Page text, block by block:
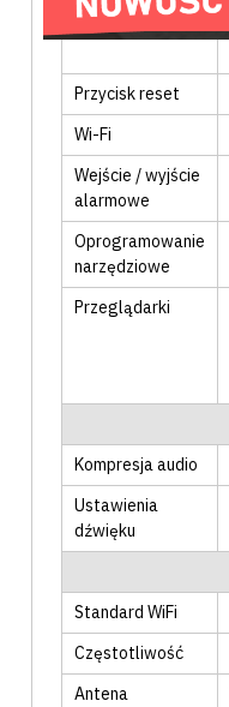
Funkcje audio
Przycisk reset
Wi-Fi
Wejście / wyjście
alarmowe
Oprogramowanie
narzędziowe
Przeglądarki
Kompresja audio
Ustawienia
dźwięku
Standard WiFi
Częstotliwość
Antena